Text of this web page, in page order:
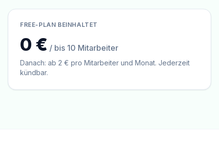
FREE-PLAN BEINHALTET
0 € / bis 10 Mitarbeiter
Danach: ab 2 € pro Mitarbeiter und Monat. Jederzeit
kündbar.